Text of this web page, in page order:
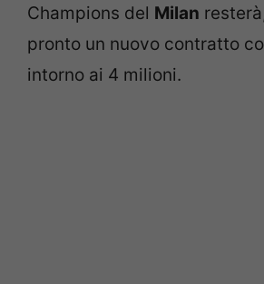
Champions del Milan
pronto un nuovo contratto
intorno ai 4 milioni.